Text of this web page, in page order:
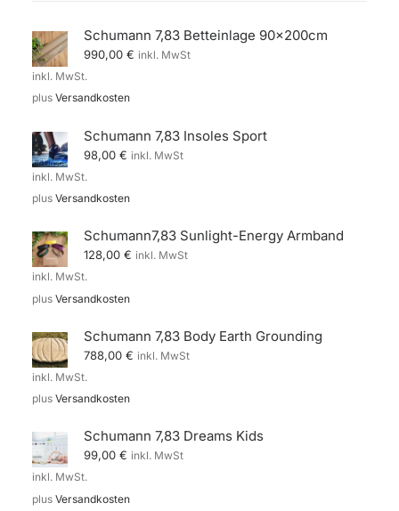
Schumann 7,83 Betteinlage 90x200cm
990,00 € inkl. MwSt
inkl. MwSt.
plus Versandkosten
Schumann 7,83 Insoles Sport
98,00 € inkl. MwSt
inkl. MwSt.
plus Versandkosten
Schumann7,83 Sunlight-Energy Armband
128,00 € inkl. MwSt
inkl. MwSt.
plus Versandkosten
Schumann 7,83 Body Earth Grounding
788,00 € inkl. MwSt
inkl. MwSt.
plus Versandkosten
Schumann 7,83 Dreams Kids
99,00 € inkl. MwSt
inkl. MwSt.
plus Versandkosten